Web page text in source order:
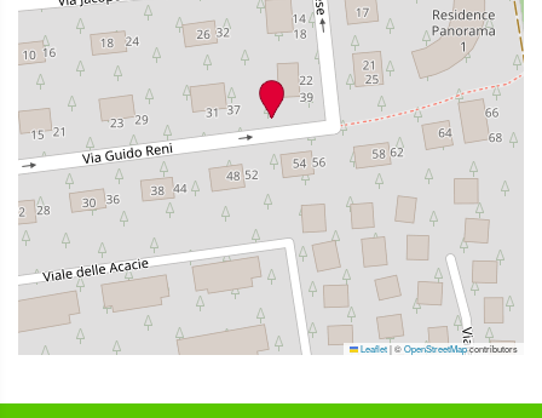
Leaflet|©OpenStreetMapcontributors